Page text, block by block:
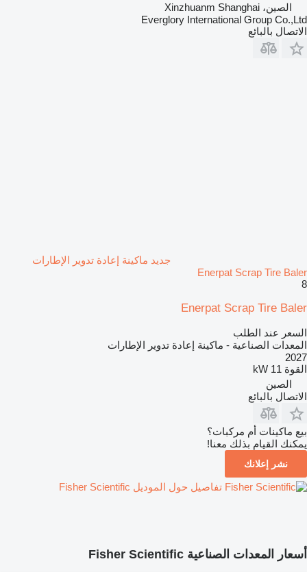
الصين، Xinzhuanm Shanghai
Everglory International Group Co.,Ltd
الاتصال بالبائع
جديد ماكينة إعادة تدوير الإطارات
Enerpat Scrap Tire Baler
8
Enerpat Scrap Tire Baler
السعر عند الطلب
المعدات الصناعية - ماكينة إعادة تدوير الإطارات
2027
القوة 11 kW
الصين
الاتصال بالبائع
بيع ماكينات أم مركبات؟
يمكنك القيام بذلك معنا!
نشر إعلانك
تفاصيل حول الموديل Fisher Scientific
أسعار المعدات الصناعية Fisher Scientific